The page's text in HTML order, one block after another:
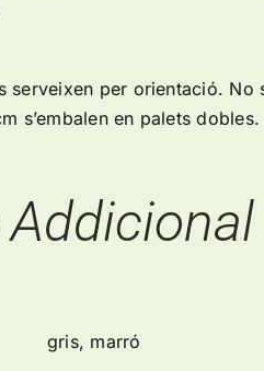
serveixen per orientació.
s’embalen en palets dobles.
gris, marró